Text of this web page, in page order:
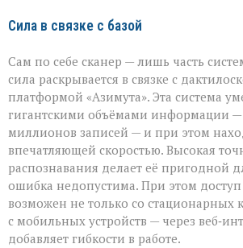
Сила в связке с базой
Сам по себе сканер — лишь часть
сила раскрывается в связке с
платформой «Азимута». Эта система
гигантскими объёмами информации —
миллионов записей — и при этом
впечатляющей скоростью. Высокая
распознавания делает её пригодной
ошибка недопустима. При этом
возможен не только со стационарных
с мобильных устройств — через
добавляет гибкости в работе.